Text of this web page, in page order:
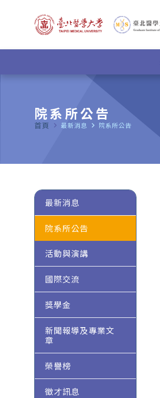
院系所公告
首頁 navigate_next 最新消息 navigate_next 院系所公告
最新消息
院系所公告
活動與演講
國際交流
獎學金
新聞報導及專業文
章
榮譽榜
徵才訊息